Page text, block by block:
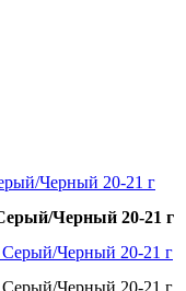
Черный 20-21 г
Черный 20-21 г